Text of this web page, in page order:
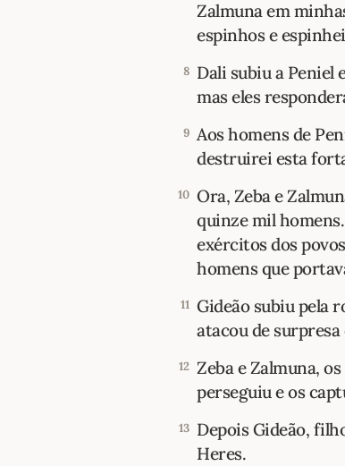
Zalmuna em
espinhos e
8 Dali subiu a Peniel
mas eles
9 Aos homens de
destruirei esta
10 Ora, Zeba e
quinze mil
exércitos dos
homens que
11 Gideão subiu pela
atacou de
12 Zeba e Zalmuna,
perseguiu e os
13 Depois Gideão,
Heres.